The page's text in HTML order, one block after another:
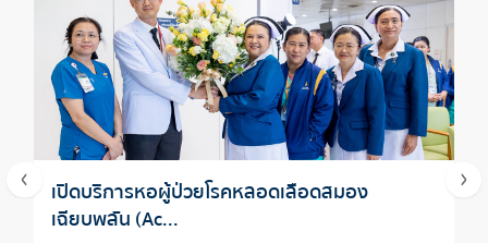
เปิดบริการหอผู้ป่วยโรคหลอดเลือดสมอง
เฉียบพลัน (Ac...